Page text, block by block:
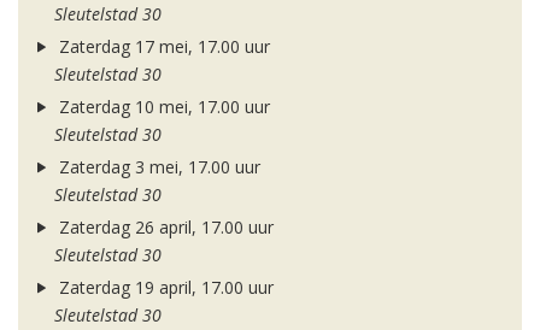
Sleutelstad 30
Zaterdag 17 mei, 17.00 uur
Sleutelstad 30
Zaterdag 10 mei, 17.00 uur
Sleutelstad 30
Zaterdag 3 mei, 17.00 uur
Sleutelstad 30
Zaterdag 26 april, 17.00 uur
Sleutelstad 30
Zaterdag 19 april, 17.00 uur
Sleutelstad 30